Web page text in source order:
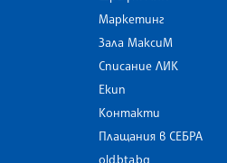
Маркетинг
Зала МаксиМ
Списание ЛИК
Екип
Контакти
Плащания в СЕБРА
old.bta.bg